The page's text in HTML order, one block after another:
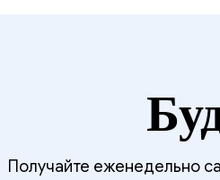
Получайте еженедельно